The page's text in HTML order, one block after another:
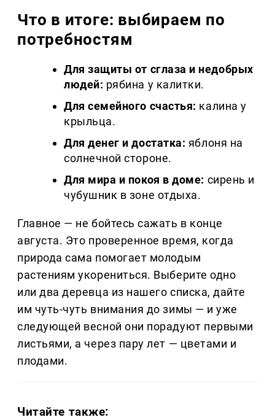
Что в итоге: выбираем по
потребностям
Для защиты от сглаза и недобрых
людей: рябина у калитки.
Для семейного счастья: калина у
крыльца.
Для денег и достатка: яблоня на
солнечной стороне.
Для мира и покоя в доме: сирень и
чубушник в зоне отдыха.
Главное — не бойтесь сажать в конце
августа. Это проверенное время, когда
природа сама помогает молодым
растениям укорениться. Выберите одно
или два деревца из нашего списка, дайте
им чуть-чуть внимания до зимы — и уже
следующей весной они порадуют первыми
листьями, а через пару лет — цветами и
плодами.
Читайте также: